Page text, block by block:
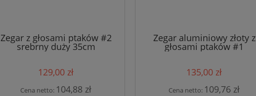
Zegar z głosami ptaków #2
srebrny duży 35cm
129,00 zł
Cena netto: 104,88 zł
Zegar aluminiowy złoty z
głosami ptaków #1
135,00 zł
Cena netto: 109,76 zł